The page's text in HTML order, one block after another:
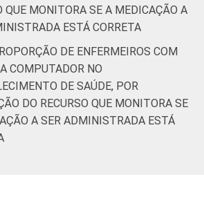
QUE MONITORA SE A MEDICAÇÃO A
ESTÁ CORRETA
DE ENFERMEIROS COM
COMPUTADOR NO
DE SAÚDE, POR
DO RECURSO QUE MONITORA SE
A SER ADMINISTRADA ESTÁ